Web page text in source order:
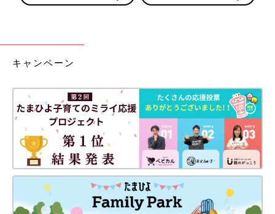
キャンペーン